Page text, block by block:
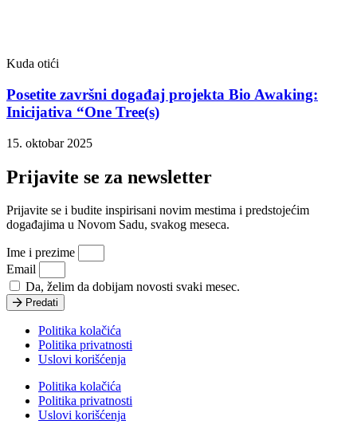
Kuda otići
Posetite završni događaj projekta Bio Awaking:
Inicijativa “One Tree(s)
15. oktobar 2025
Prijavite se za newsletter
Prijavite se i budite inspirisani novim mestima i predstojećim
događajima u Novom Sadu, svakog meseca.
Ime i prezime
Email
Da, želim da dobijam novosti svaki mesec.
Predati
Politika kolačića
Politika privatnosti
Uslovi korišćenja
Politika kolačića
Politika privatnosti
Uslovi korišćenja